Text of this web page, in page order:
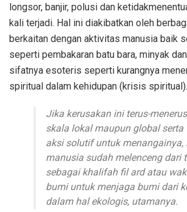
longsor, banjir, polusi dan
kali terjadi. Hal ini diakibatkan oleh
berkaitan dengan aktivitas manusia baik
seperti pembakaran batu bara, minyak
sifatnya esoteris seperti kurangnya
spiritual dalam kehidupan (krisis spiritual).
Jika kerusakan ini terus-
skala lokal maupun global serta
aksi solutif untuk menangainya,
manusia sudah melenceng dari
sebagai khalifah fil ard atau
bumi untuk menjaga bumi dari
dalam hal ekologis, utamanya.